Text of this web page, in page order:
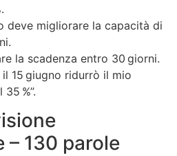
deve migliorare la capacità di
la scadenza entro 30 giorni.
15 giugno ridurrò il mio
%”.
– 130 parole